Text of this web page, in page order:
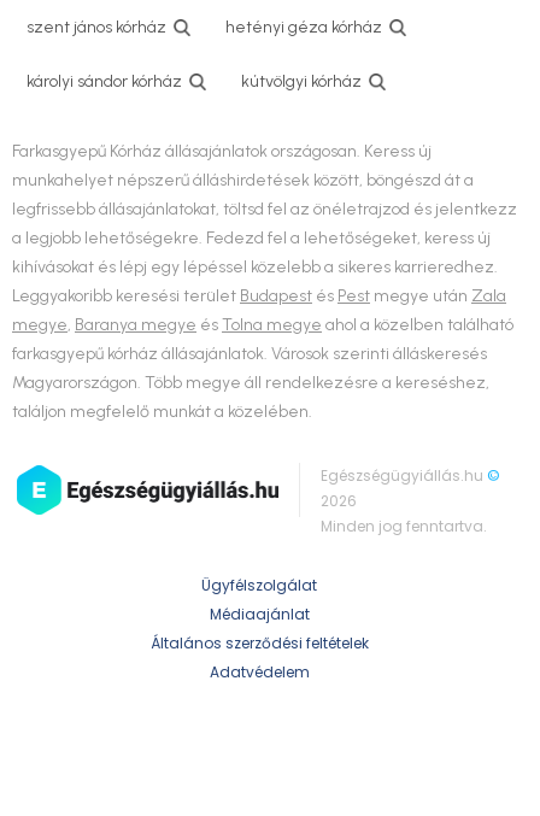
szent jános kórház hetényi géza kórház
károlyi sándor kórház kútvölgyi kórház
Farkasgyepű Kórház állásajánlatok országosan. Keress új
munkahelyet népszerű álláshirdetések között, böngészd át a
legfrissebb állásajánlatokat, töltsd fel az önéletrajzod és jelentkezz
a legjobb lehetőségekre. Fedezd fel a lehetőségeket, keress új
kihívásokat és lépj egy lépéssel közelebb a sikeres karrieredhez.
Leggyakoribb keresési terület Budapest és Pest megye után Zala
megye, Baranya megye ésTolna megye ahol a közelben található
farkasgyepű kórház állásajánlatok. Városok szerinti álláskeresés
Magyarországon. Több megye áll rendelkezésre a kereséshez,
találjon megfelelő munkát a közelében.
Egészségügyiállás.hu©
2026
Minden jog fenntartva.
Ügyfélszolgálat
Médiaajánlat
Általános szerződési feltételek
Adatvédelem